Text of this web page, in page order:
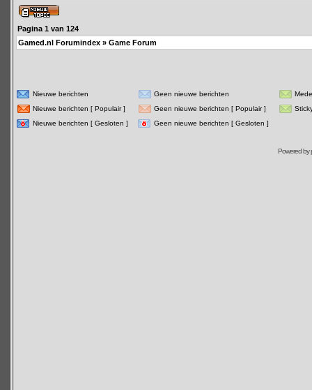
Pagina 1 van 124
Gamed.nl Forumindex » Game Forum
Nieuwe berichten Geen nieuwe berichten
Nieuwe berichten [ Populair ]
Geen nieuwe berichten [ Populair ]
Nieuwe berichten [ Gesloten ]
Geen nieuwe berichten [ Gesloten ]
Powered by